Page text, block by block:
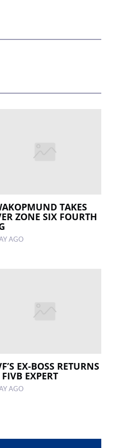
TAKES
ZONE SIX FOURTH
AGO
EX-BOSS RETURNS
EXPERT
AGO